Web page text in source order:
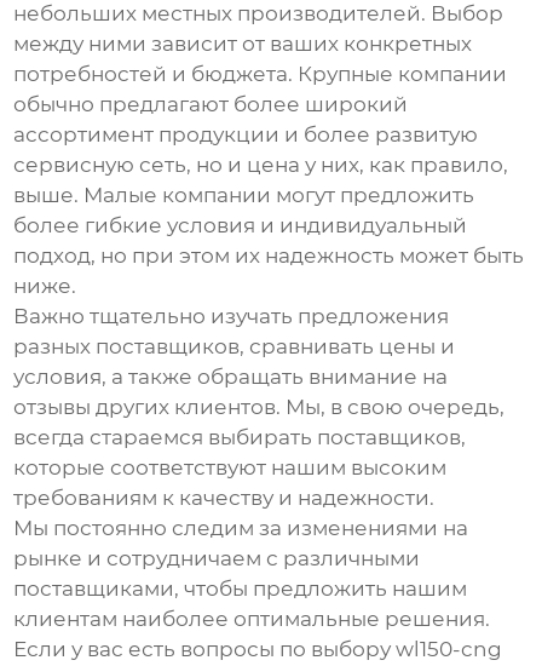
небольших местных производителей. Выбор
между ними зависит от ваших конкретных
потребностей и бюджета. Крупные компании
обычно предлагают более широкий
ассортимент продукции и более развитую
сервисную сеть, но и цена у них, как правило,
выше. Малые компании могут предложить
более гибкие условия и индивидуальный
подход, но при этом их надежность может быть
ниже.
Важно тщательно изучать предложения
разных поставщиков, сравнивать цены и
условия, а также обращать внимание на
отзывы других клиентов. Мы, в свою очередь,
всегда стараемся выбирать поставщиков,
которые соответствуют нашим высоким
требованиям к качеству и надежности.
Мы постоянно следим за изменениями на
рынке и сотрудничаем с различными
поставщиками, чтобы предложить нашим
клиентам наиболее оптимальные решения.
Если у вас есть вопросы по выборуwl150-cng